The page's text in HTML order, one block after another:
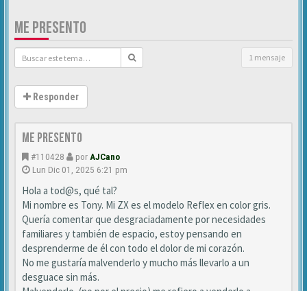
ME PRESENTO
1 mensaje
Responder
Me presento
#110428 por AJCano
Lun Dic 01, 2025 6:21 pm
Hola a tod@s, qué tal?
Mi nombre es Tony. Mi ZX es el modelo Reflex en color gris.
Quería comentar que desgraciadamente por necesidades
familiares y también de espacio, estoy pensando en
desprenderme de él con todo el dolor de mi corazón.
No me gustaría malvenderlo y mucho más llevarlo a un
desguace sin más.